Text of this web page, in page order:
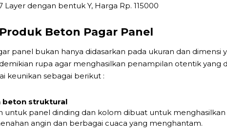
Layer dengan bentuk Y, Harga Rp. 115000
Beton Pagar Panel
panel bukan hanya didasarkan pada ukuran dan
rupa agar menghasilkan penampilan otentik yang
keunikan sebagai berikut :
beton struktural
untuk panel dinding dan kolom dibuat untuk
angin dan berbagai cuaca yang menghantam.